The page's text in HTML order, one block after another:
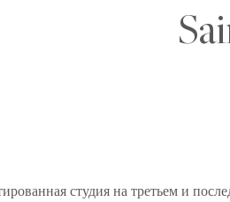
студия на третьем и